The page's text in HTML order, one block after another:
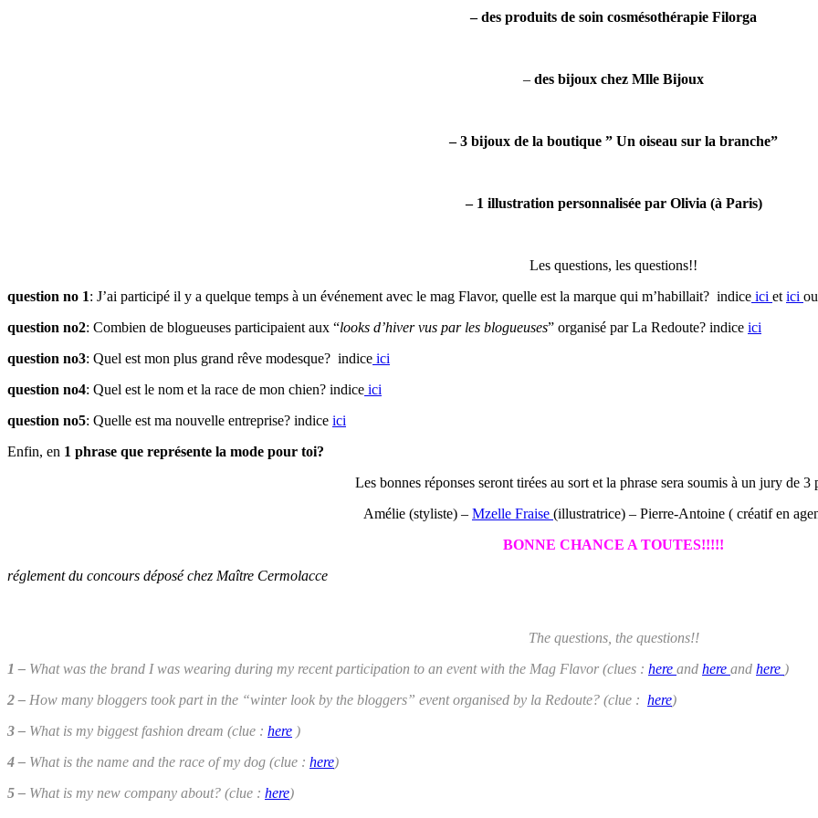
– des produits de soin cosmésothérapie Filorga
– des bijoux chez Mlle Bijoux
– 3 bijoux de la boutique ” Un oiseau sur la branche”
– 1 illustration personnalisée par Olivia (à Paris)
Les questions, les questions!!
question no 1: J’ai participé il y a quelque temps à un événement avec le mag Flavor, quelle est la marque qui m’habillait? indice ici et ici
question no2: Combien de blogueuses participaient aux “looks d’hiver vus par les blogueuses” organisé par La Redoute? indice ici
question no3: Quel est mon plus grand rêve modesque? indice ici
question no4: Quel est le nom et la race de mon chien? indice ici
question no5: Quelle est ma nouvelle entreprise? indice ici
Enfin, en 1 phrase que représente la mode pour toi?
Les bonnes réponses seront tirées au sort et la phrase sera soumis à un jury de 3
Amélie (styliste) – Mzelle Fraise (illustratrice) – Pierre-Antoine ( créatif en
BONNE CHANCE A TOUTES!!!!!
réglement du concours déposé chez Maître Cermolacce
The questions, the questions!!
1 – What was the brand I was wearing during my recent participation to an event with the Mag Flavor (clues : here and here and here )
2 – How many bloggers took part in the “winter look by the bloggers” event organised by la Redoute? (clue : here)
3 – What is my biggest fashion dream (clue : here )
4 – What is the name and the race of my dog (clue : here)
5 – What is my new company about? (clue : here)